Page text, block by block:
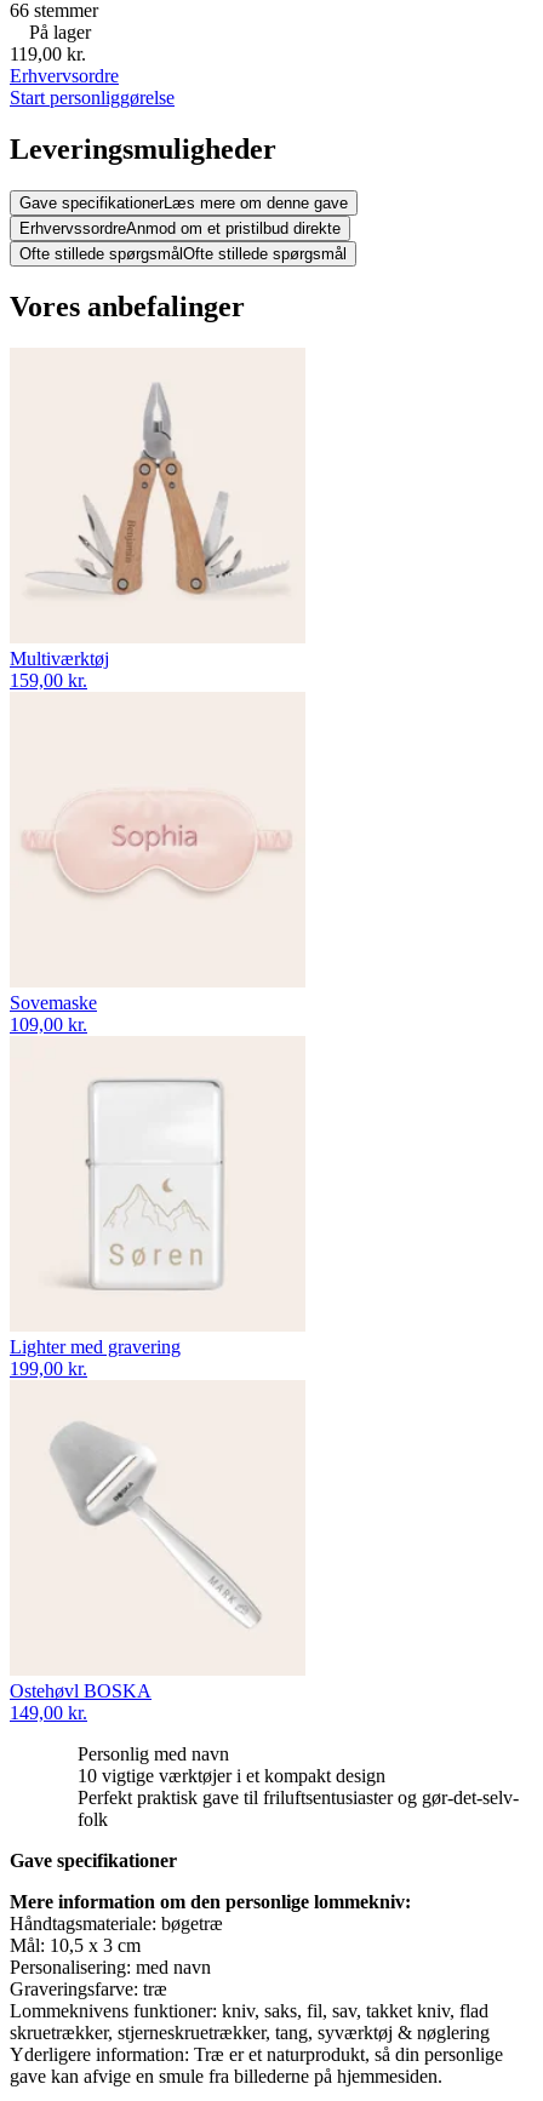
66 stemmer
På lager
119,00 kr.
Erhvervsordre
Start personliggørelse
Leveringsmuligheder
Gave specifikationerLæs mere om denne gave
ErhvervssordreAnmod om et pristilbud direkte
Ofte stillede spørgsmålOfte stillede spørgsmål
Vores anbefalinger
Multiværktøj
159,00 kr.
Sovemaske
109,00 kr.
Lighter med gravering
199,00 kr.
Ostehøvl BOSKA
149,00 kr.
Personlig med navn
10 vigtige værktøjer i et kompakt design
Perfekt praktisk gave til friluftsentusiaster og gør-det-selv-
folk
Gave specifikationer
Mere information om den personlige lommekniv:
Håndtagsmateriale: bøgetræ
Mål: 10,5 x 3 cm
Personalisering: med navn
Graveringsfarve: træ
Lommeknivens funktioner: kniv, saks, fil, sav, takket kniv, flad
skruetrækker, stjerneskruetrækker, tang, syværktøj & nøglering
Yderligere information: Træ er et naturprodukt, så din personlige
gave kan afvige en smule fra billederne på hjemmesiden.